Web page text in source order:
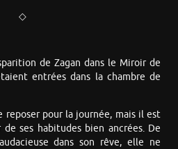
◇
de Zagan dans le Miroir de
entrées dans la chambre de
reposer pour la journée, mais il est
ses habitudes bien ancrées. De
dans son rêve, elle ne